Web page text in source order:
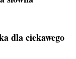
dla ciekawego